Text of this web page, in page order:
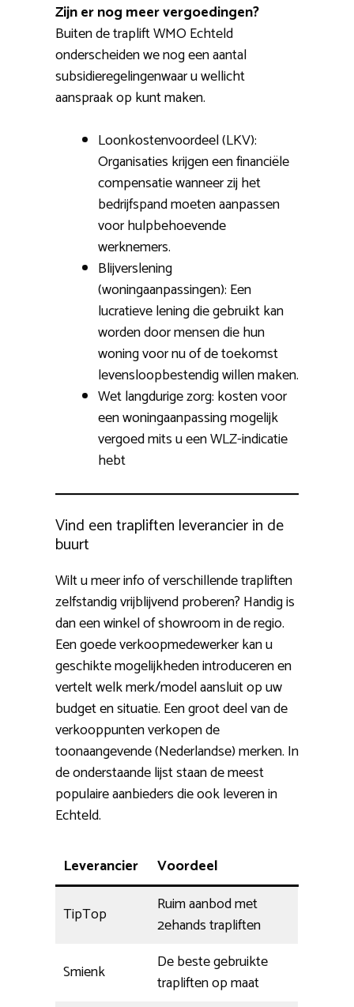
Zijn er nog meer vergoedingen?
Buiten de traplift WMO Echteld
onderscheiden we nog een aantal
subsidieregelingenwaar u wellicht
aanspraak op kunt maken.
Loonkostenvoordeel (LKV):
Organisaties krijgen een financiële
compensatie wanneer zij het
bedrijfspand moeten aanpassen
voor hulpbehoevende
werknemers.
Blijverslening
(woningaanpassingen): Een
lucratieve lening die gebruikt kan
worden door mensen die hun
woning voor nu of de toekomst
levensloopbestendig willen maken.
Wet langdurige zorg: kosten voor
een woningaanpassing mogelijk
vergoed mits u een WLZ-indicatie
hebt
Vind een trapliften leverancier in de
buurt
Wilt u meer info of verschillende trapliften
zelfstandig vrijblijvend proberen? Handig is
dan een winkel of showroom in de regio.
Een goede verkoopmedewerker kan u
geschikte mogelijkheden introduceren en
vertelt welk merk/model aansluit op uw
budget en situatie. Een groot deel van de
verkooppunten verkopen de
toonaangevende (Nederlandse) merken. In
de onderstaande lijst staan de meest
populaire aanbieders die ook leveren in
Echteld.
Leverancier Voordeel
TipTop
Ruim aanbod met
2ehands trapliften
Smienk
De beste gebruikte
trapliften op maat